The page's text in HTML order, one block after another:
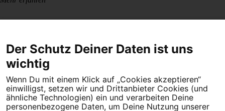
Dein Engagement macht den Unterschied. Schließe Dich 4,5
Millionen Menschen an.
Der Schutz Deiner Daten ist uns
wichtig
Wenn Du mit einem Klick auf „Cookies akzeptieren“
einwilligst, setzen wir und Drittanbieter Cookies (und
ähnliche Technologien) ein und verarbeiten Deine
personenbezogene Daten, um Deine Nutzung unserer